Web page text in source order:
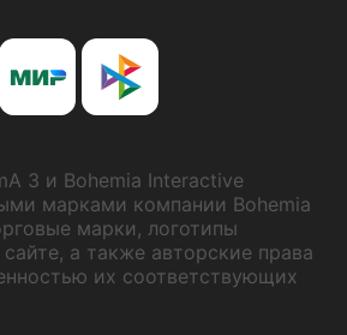
3 и Bohemia Interactive
марками компании Bohemia
марки, логотипы
а также авторские права
их соответствующих